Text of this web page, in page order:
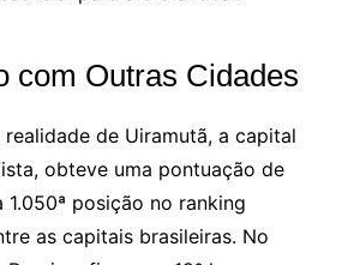
com Outras Cidades
de Uiramutã, a capital
obteve uma pontuação de
posição no ranking
as capitais brasileiras. No